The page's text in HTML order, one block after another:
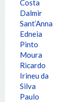
Costa
Dalmir
Sant’Anna
Edneia
Pinto
Moura
Ricardo
Irineu da
Silva
Paulo